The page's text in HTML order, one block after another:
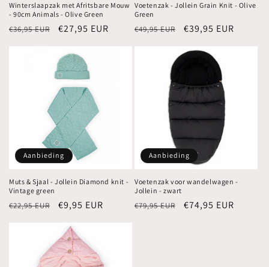
Winterslaapzak met Afritsbare Mouw
- 90cm Animals - Olive Green
Normale
€36,95 EUR Aanbiedingsprijs
€27,95 EUR
Voetenzak - Jollein Grain Knit - Olive
Green
Normale
€49,95 EUR Aanbiedingsprijs
€39,95 EUR
Aanbieding
Muts & Sjaal - Jollein Diamond knit -
Vintage green
Normale
€22,95 EUR Aanbiedingsprijs
€9,95 EUR
Aanbieding
Voetenzak voor wandelwagen -
Jollein - zwart
Normale
€79,95 EUR Aanbiedingsprijs
€74,95 EUR